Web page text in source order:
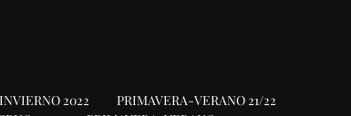
2022
PRIMAVERA-VERANO 21/22